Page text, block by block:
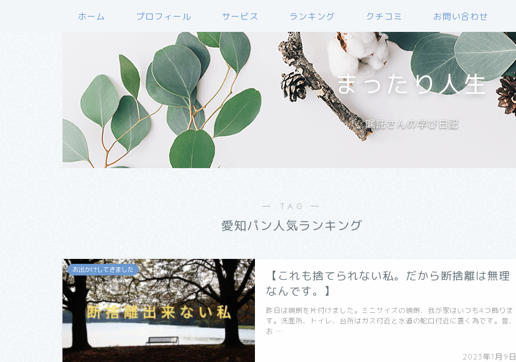
ホーム プロフィール サービス ランキング クチコミ お問い合わせ
まったり人生
嘱託さんの学び日記
― TAG ―
愛知パン人気ランキング
お出かけしてきました
【これも捨てられない私。だから断捨離は無理
なんです。】
2023年1月9日
昨日は鏡餅を片付けました。ミニサイズの鏡餅、我が家はいつも4つ飾りま
す。洗面所、トイレ、台所はガス付近と水道の蛇口付近に置く為です。昔、
お …